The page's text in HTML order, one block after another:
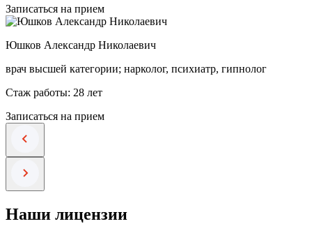
Записаться на прием
Юшков Александр Николаевич
врач высшей категории; нарколог, психиатр, гипнолог
Стаж работы: 28 лет
Записаться на прием
Наши лицензии